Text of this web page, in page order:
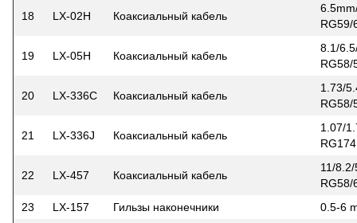
18 LX-02H Коаксиальный кабель
RG59/
19 LX-05H Коаксиальный кабель
8.1/
RG58/
20 LX-336C Коаксиальный кабель
1.73/
RG58/
21 LX-336J Коаксиальный кабель
1.07/
22 LX-457 Коаксиальный кабель
11/
RG58/
23
LX-157 Гильзы наконечники
0.5-6